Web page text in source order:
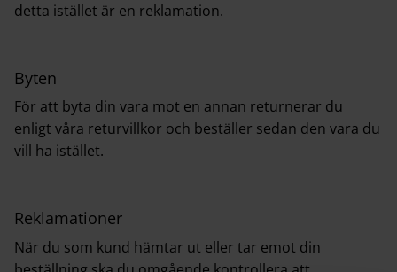
detta istället är en reklamation.
Byten
För att byta din vara mot en annan returnerar du
enligt våra returvillkor och beställer sedan den vara du
vill ha istället.
Reklamationer
När du som kund hämtar ut eller tar emot din